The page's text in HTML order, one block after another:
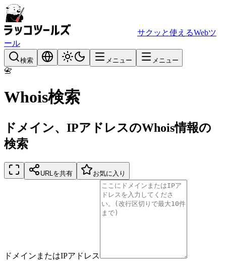
サクッと使えるWebツ
ール
検索 メニュー メニュー
📇
Whois検索
ドメイン、IPアドレスのWhois情報の
検索
URLを共有 お気に入り
ドメインまたはIPアドレス